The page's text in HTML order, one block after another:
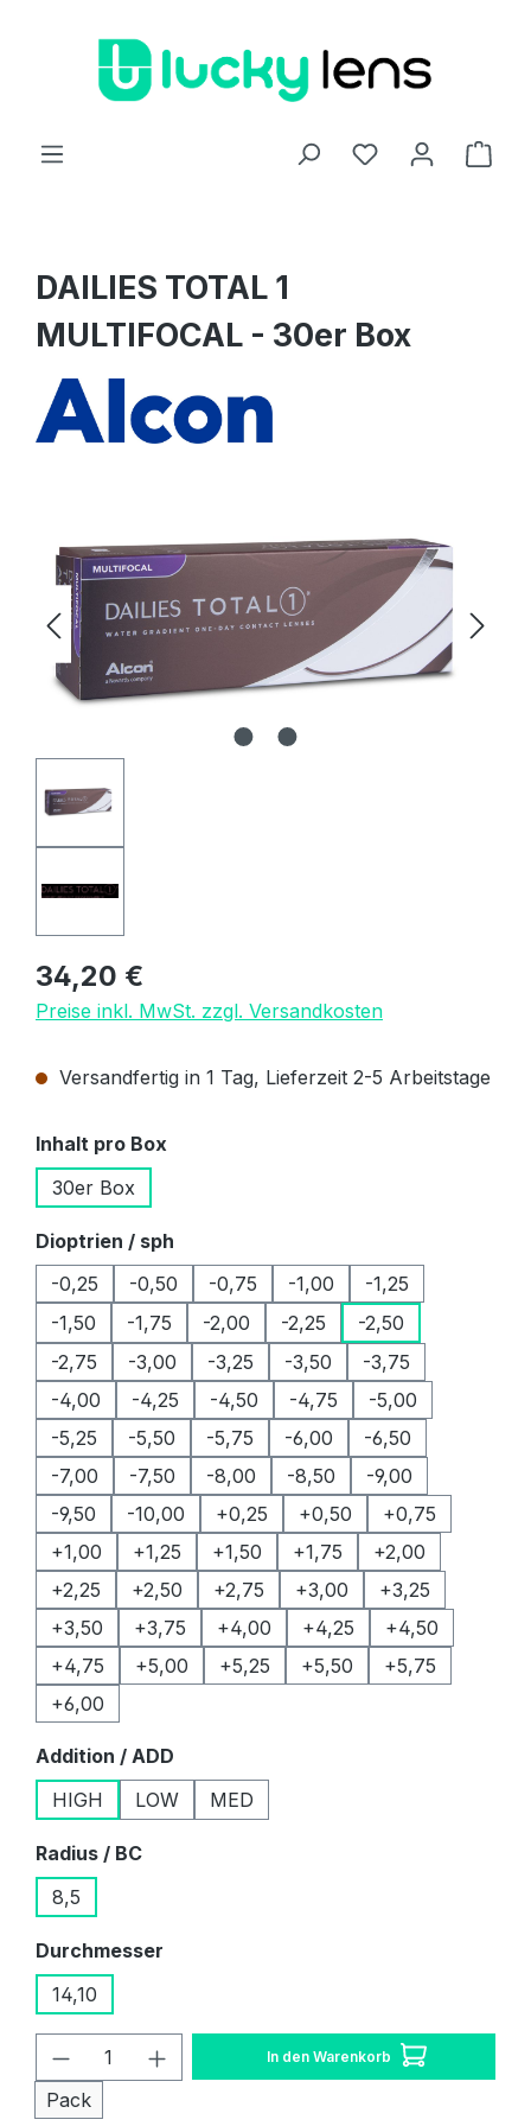
DAILIES TOTAL 1
MULTIFOCAL - 30er Box
Regulärer Preis:
34,20 €
Preise inkl. MwSt. zzgl. Versandkosten
Versandfertig in 1 Tag, Lieferzeit 2-5 Arbeitstage
Inhalt pro Box
30er Box
Dioptrien / sph
-0,25
-0,50 -0,75 -1,00
-1,25
-1,50
-1,75 -2,00 -2,25
-2,50
-2,75
-3,00 -3,25 -3,50
-3,75
-4,00
-4,25 -4,50 -4,75
-5,00
-5,25
-5,50 -5,75 -6,00
-6,50
-7,00
-7,50 -8,00 -8,50
-9,00
-9,50
-10,00 +0,25 +0,50
+0,75
+1,00
+1,25 +1,50 +1,75
+2,00
+2,25
+2,50 +2,75 +3,00
+3,25
+3,50
+3,75 +4,00 +4,25
+4,50
+4,75
+5,00 +5,25 +5,50
+5,75
+6,00
Addition / ADD
HIGH
LOW MED
Radius / BCauswählen
8,5
Durchmesser
14,10
Produkt Anzahl: Gib den
Pack
In den Warenkorb